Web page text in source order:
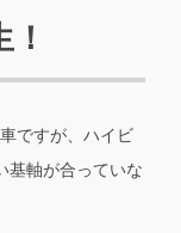
ですが、ハイビ
基軸が合っていな